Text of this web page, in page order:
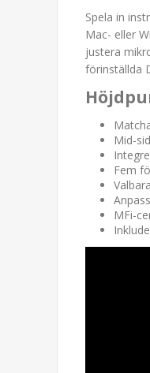
Spela in
Mac- eller
justera
förinställda
Mid-
Fem
MFi-